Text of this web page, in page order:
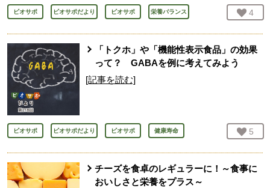
ビオサポ ビオサポだより ビオサポ 栄養バランス お気
4
「トクホ」や「機能性表示食品」の効果
って？ GABAを例に考えてみよう
[記事を読む]
ビオサポ ビオサポだより ビオサポ 健康寿命 お気
5
チーズを食卓のレギュラーに！～食事に
おいしさと栄養をプラス～